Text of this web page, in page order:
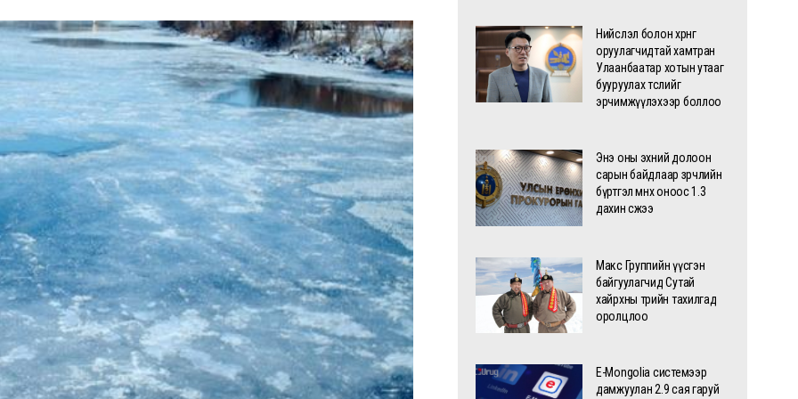
Нийслэл болон хөрөнгө
оруулагчидтай хамтран
Улаанбаатар хотын утааг
бууруулах төслийг
эрчимжүүлэхээр боллоо
Энэ оны эхний долоон
сарын байдлаар зөрчлийн
бүртгэл өмнөх оноос 1.3
дахин өсжээ
Макс Группийн үүсгэн
байгуулагчид Сутай
хайрхны төрийн тахилгад
оролцлоо
E-Mongolia системээр
дамжуулан 2.9 сая гаруй